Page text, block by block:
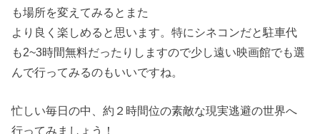
も場所を変えてみるとまた
より良く楽しめると思います。特にシネコンだと駐車代
も2~3時間無料だったりしますので少し遠い映画館でも選
んで行ってみるのもいいですね。
忙しい毎日の中、約２時間位の素敵な現実逃避の世界へ
行ってみましょう！